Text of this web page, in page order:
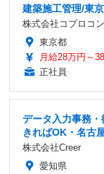
建築施工管理/東
株式会社コプロコ
東京都
月給28万円～
正社員
データ入力事務
きればOK・名古
株式会社Creer
愛知県